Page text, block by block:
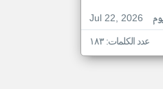
Jul 22, 2026
عدد الكلمات: ١٨٣